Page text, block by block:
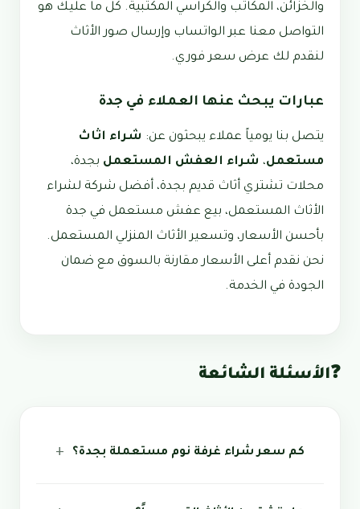
والخزائن، المكاتب والكراسي المكتبية. كل ما عليك هو
التواصل معنا عبر الواتساب وإرسال صور الأثاث
لنقدم لك عرض سعر فوري.
عبارات يبحث عنها العملاء في جدة
يتصل بنا يومياً عملاء يبحثون عن: شراء اثاث
مستعمل، شراء العفش المستعمل بجدة،
محلات تشتري أثاث قديم بجدة، أفضل شركة لشراء
الأثاث المستعمل، بيع عفش مستعمل في جدة
بأحسن الأسعار، وتسعير الأثاث المنزلي المستعمل.
نحن نقدم أعلى الأسعار مقارنة بالسوق مع ضمان
الجودة في الخدمة.
❓الأسئلة الشائعة
كم سعر شراء غرفة نوم مستعملة بجدة؟